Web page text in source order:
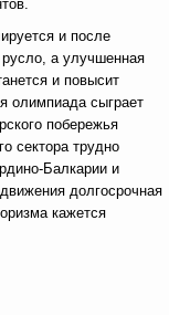
и после
а улучшенная
и повысит
олимпиада сыграет
побережья
сектора трудно
Балкарии и
долгосрочная
кажется